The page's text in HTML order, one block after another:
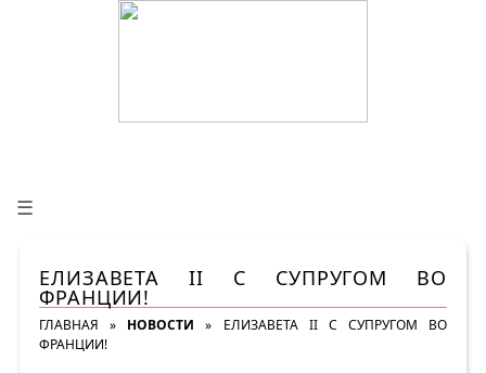
☰
ЕЛИЗАВЕТА II С СУПРУГОМ ВО
ФРАНЦИИ!
ГЛАВНАЯ » НОВОСТИ » ЕЛИЗАВЕТА II С СУПРУГОМ ВО
ФРАНЦИИ!